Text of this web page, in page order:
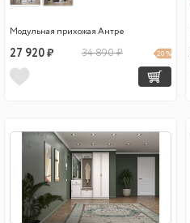
Модульная прихожая Антре
27 920 ₽ 34 890 ₽ 20 %